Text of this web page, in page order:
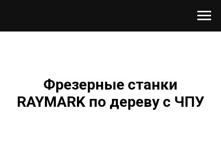
Фрезерные станки
RAYMARK по дереву с ЧПУ